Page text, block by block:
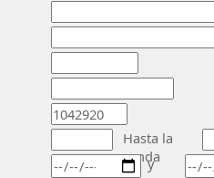
Hasta la
ronda
y